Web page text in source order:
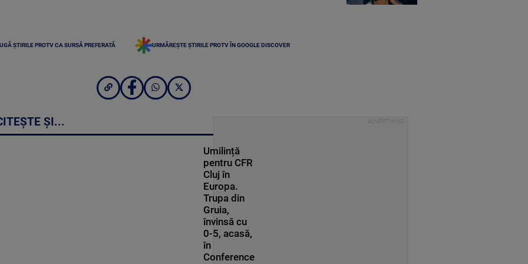
ȘTIRILE PROTV CA SURSĂ PREFERATĂ URMĂREȘTE ȘTIRILE PROTV ÎN GOOGLE DISCOVER
ȘI...
Umilință
pentru CFR
Cluj în
Europa.
Trupa din
Gruia,
învinsă cu
0-5, acasă,
în
Conference